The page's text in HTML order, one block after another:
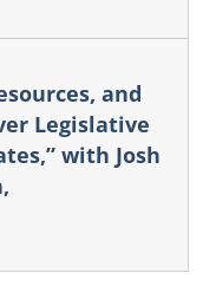
and
Legislative
with Josh